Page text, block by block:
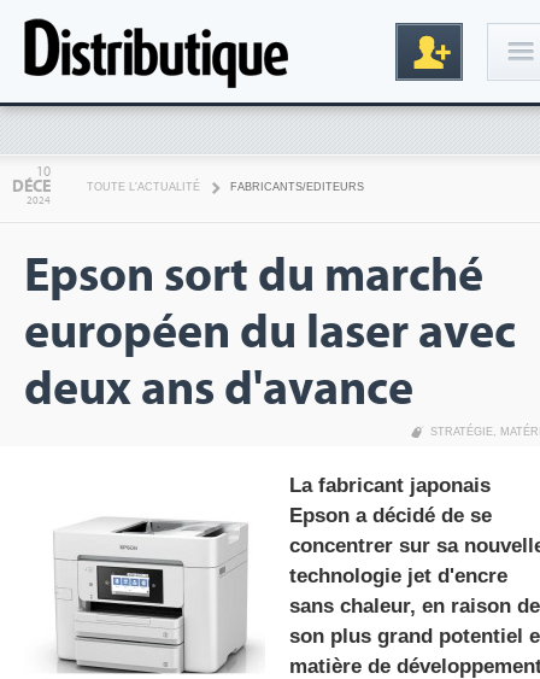
Inscription
gratuite
10
DÉCE
2024
TOUTE L'ACTUALITÉ FABRICANTS/EDITEURS
Epson sort du marché
européen du laser avec
deux ans d'avance
STRATÉGIE,
La fabricant japonais
Epson a décidé de se
concentrer sur sa
technologie jet d'encre
sans chaleur, en raison de
son plus grand potentiel
matière de